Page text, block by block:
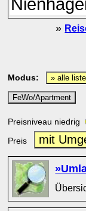
»
Modus: » alle
FeWo/Apartment
Preisniveau niedrig
Preis
mit